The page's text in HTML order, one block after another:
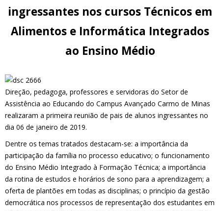
ingressantes nos cursos Técnicos em
Alimentos e Informática Integrados
ao Ensino Médio
Direção, pedagoga, professores e servidoras do Setor de
Assistência ao Educando do Campus Avançado Carmo de Minas
realizaram a primeira reunião de pais de alunos ingressantes no
dia 06 de janeiro de 2019.
Dentre os temas tratados destacam-se: a importância da
participação da família no processo educativo; o funcionamento
do Ensino Médio Integrado à Formação Técnica; a importância
da rotina de estudos e horários de sono para a aprendizagem; a
oferta de plantões em todas as disciplinas; o princípio da gestão
democrática nos processos de representação dos estudantes em